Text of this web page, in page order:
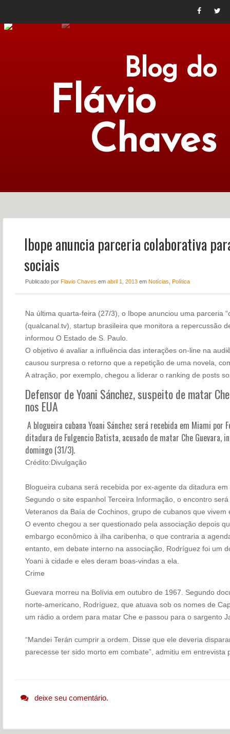
Blog do
Flávio
Chaves
NOTÍCIAS PERFIL
Ibope anuncia parceria colaborativa
sociais
Publicado por Flavio Chaves em abril 1, 2013em Notícias Política
Na última quarta-feira (27/3), o Ibope anunciou uma parceria
(qualcanal.tv), startup brasileira que monitora a repercussão
informou O Estado de S. Paulo.
O objetivo é avaliar a influência das interações on-line na
causou surpresa o retorno que a repetição de uma novela,
A atração, por exemplo, chegou a liderar o ranking de posts
Defensor de Yoani Sánchez, suspeito de matar
nos EUA
A blogueira cubana Yoani Sánchez será recebida em Miami por
ditadura de Fulgencio Batista, acusado de matar Che Guevara,
domingo (31/3).
Crédito:Divulgação
Blogueira cubana será recebida por ex-agente da ditadura em
Segundo o site espanhol Terceira Informação, o encontro
Veteranos da Baía de Cochinos, grupo de cubanos que vivem
O evento chegou a ser questionado pela associação depois
embargo econômico à ilha caribenha, o que contraria a
entanto, em debate interno na associação, Rodríguez foi um
Yoani à cidade e eles deram boas-vindas a ela.
Crime
Guevara morreu na Bolívia em outubro de 1967. Segundo
norte-americano, Rodríguez, que atuava sob os nomes de
um rádio a ordem para matar Che e passou para o sargento
“Mandei Terán cumprir a ordem. Disse que ele deveria
parecesse ter sido morto em combate”, admitiu em
deixe seu comentário.